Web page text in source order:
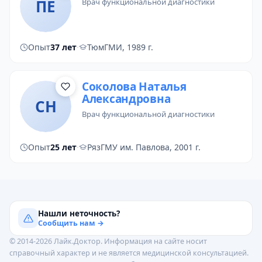
ПЕ
Опыт37 лет· ТюмГМИ, 1989 г.
СН
Соколова Наталья
Александровна
врач функциональной диагностики
Опыт25 лет· РязГМУ им. Павлова, 2001 г.
Нашли неточность?
Сообщить нам →
© 2014-2026 Лайк.Доктор. Информация на сайте носит
справочный характер и не является медицинской консультацией.